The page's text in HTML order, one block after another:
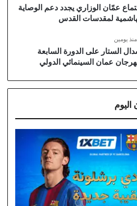
عمّان الوزاري يجدد دعم الوصاية
لمقدسات القدس
منذ يومين
الستار على الدورة السابعة
عمان السينمائي الدولي
اليوم